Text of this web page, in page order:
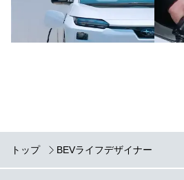
トップ BEVライフデザイナー